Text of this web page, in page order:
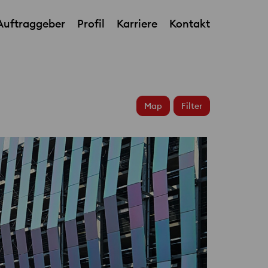
Profil Karriere Kontakt
International Islamic Bank HQ
Map Filter